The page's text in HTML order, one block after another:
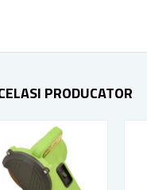
PRODUCATOR